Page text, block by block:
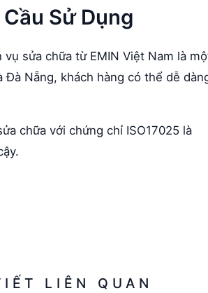
Sử Dụng
sửa chữa từ EMIN Việt Nam là
Đà Nẵng, khách hàng có thể dễ
chữa với chứng chỉ ISO17025 là
LIÊN QUAN